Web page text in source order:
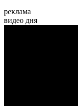
реклама
видео дня